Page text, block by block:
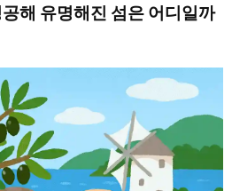
해 유명해진 섬은 어디일까